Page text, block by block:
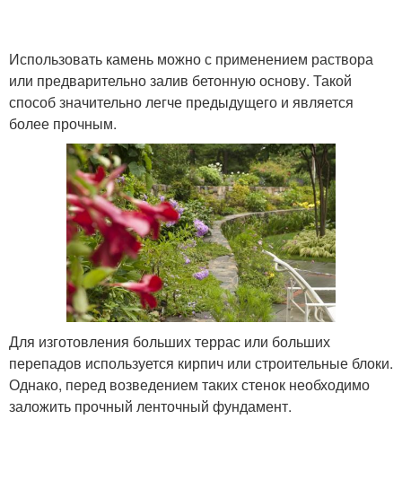
Использовать камень можно с применением раствора
или предварительно залив бетонную основу. Такой
способ значительно легче предыдущего и является
более прочным.
Для изготовления больших террас или больших
перепадов используется кирпич или строительные блоки.
Однако, перед возведением таких стенок необходимо
заложить прочный ленточный фундамент.